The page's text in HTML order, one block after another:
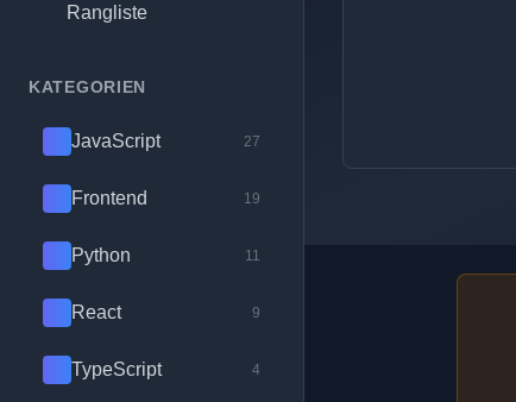
Rangliste
KATEGORIEN
JavaScript 27
Frontend 19
Python 11
React 9
TypeScript 4